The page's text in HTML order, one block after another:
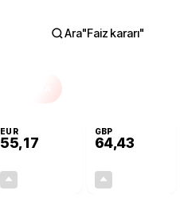
Ara"Faiz kararı"
EUR
55,17
GBP
64,43